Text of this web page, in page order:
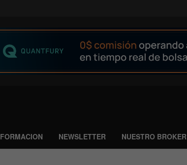
FORMACION NEWSLETTER NUESTRO BROKER